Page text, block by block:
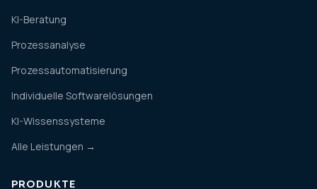
KI-Beratung
Prozessanalyse
Prozessautomatisierung
Individuelle Softwarelösungen
KI-Wissenssysteme
Alle Leistungen →
PRODUKTE